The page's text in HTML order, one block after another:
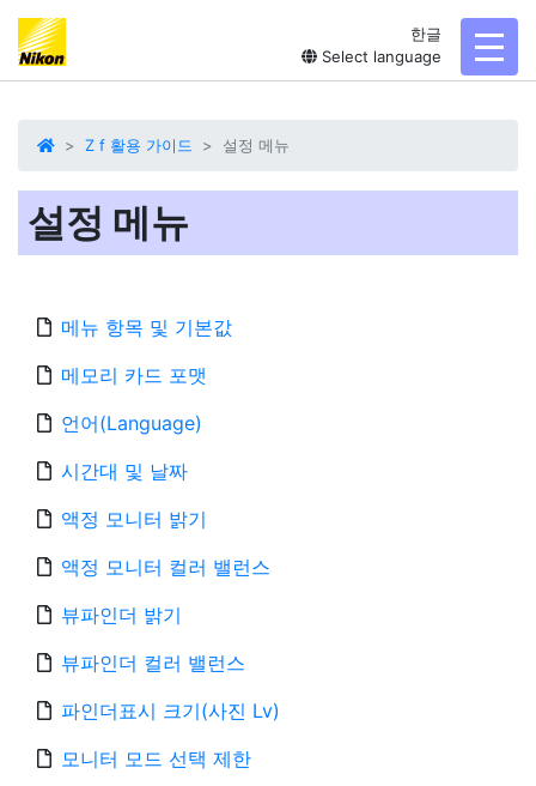
한글
Select language
Z f 활용 가이드 설정 메뉴
설정 메뉴
메뉴 항목 및 기본값
메모리 카드 포맷
언어(Language)
시간대 및 날짜
액정 모니터 밝기
액정 모니터 컬러 밸런스
뷰파인더 밝기
뷰파인더 컬러 밸런스
파인더표시 크기(사진 Lv)
모니터 모드 선택 제한